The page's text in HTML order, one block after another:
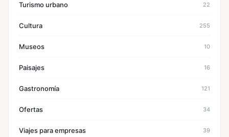
Turismo urbano 22
Cultura 255
Museos 10
Paisajes 16
Gastronomía 121
Ofertas 34
Viajes para empresas 39